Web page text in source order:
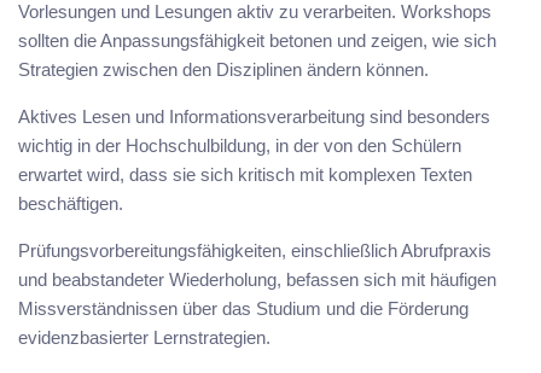
Vorlesungen und Lesungen aktiv zu verarbeiten. Workshops
sollten die Anpassungsfähigkeit betonen und zeigen, wie sich
Strategien zwischen den Disziplinen ändern können.
Aktives Lesen und Informationsverarbeitung sind besonders
wichtig in der Hochschulbildung, in der von den Schülern
erwartet wird, dass sie sich kritisch mit komplexen Texten
beschäftigen.
Prüfungsvorbereitungsfähigkeiten, einschließlich Abrufpraxis
und beabstandeter Wiederholung, befassen sich mit häufigen
Missverständnissen über das Studium und die Förderung
evidenzbasierter Lernstrategien.